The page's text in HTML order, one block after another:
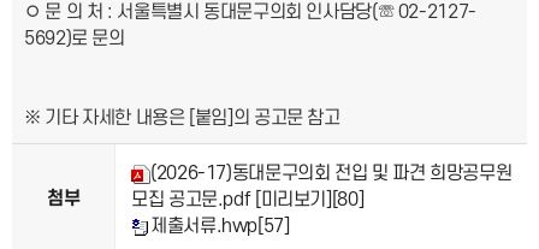
◦ 문 의 처 : 서울특별시 동대문구의회 인사담당(☏ 02-2127-
5692)로 문의
※ 기타 자세한 내용은 [붙임]의 공고문 참고
첨부
(2026-17)동대문구의회 전입 및 파견 희망공무원
모집 공고문.pdf [미리보기]
[80]
제출서류.hwp [57]